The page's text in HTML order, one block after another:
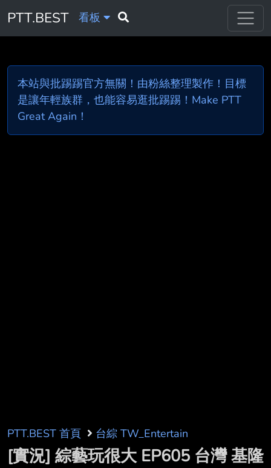
PTT.BEST 看板
本站與批踢踢官方無關！由粉絲整理製作！目標
是讓年輕族群，也能容易逛批踢踢！Make PTT
Great Again！
PTT.BEST 首頁 台綜 TW_Entertain
[實況] 綜藝玩很大 EP605 台灣 基隆